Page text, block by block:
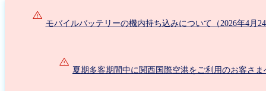
モバイルバッテリーの機内持ち込みについて（2026年4月
夏期多客期間中に関西国際空港をご利用のお客さま